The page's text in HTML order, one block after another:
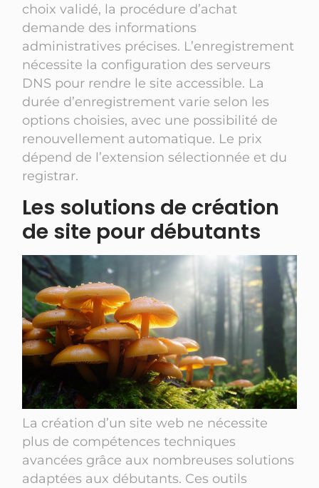
choix validé, la procédure d’achat
demande des informations
administratives précises. L’enregistrement
nécessite la configuration des serveurs
DNS pour rendre le site accessible. La
durée d’enregistrement varie selon les
options choisies, avec une possibilité de
renouvellement automatique. Le prix
dépend de l’extension sélectionnée et du
registrar.
Les solutions de création
de site pour débutants
La création d’un site web ne nécessite
plus de compétences techniques
avancées grâce aux nombreuses solutions
adaptées aux débutants. Ces outils